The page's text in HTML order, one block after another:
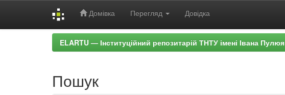
Домівка Перегляд Довідка
ELARTU — Інституційний репозитарій ТНТУ імені Івана Пулюя
Пошук